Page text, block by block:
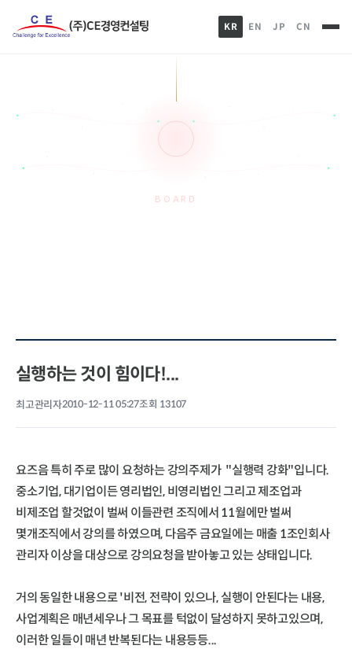
KR EN JP CN
BOARD
실행하는 것이 힘이다!...
최고관리자2010-12-11 05:27조회 13107
요즈음 특히 주로 많이 요청하는 강의주제가 "실행력 강화"입니다.
중소기업, 대기업이든 영리법인, 비영리법인 그리고 제조업과
비제조업 할것없이 벌써 이들관련 조직에서 11월에만 벌써
몇개조직에서 강의를 하였으며, 다음주 금요일에는 매출 1조인회사
관리자 이상을 대상으로 강의요청을 받아놓고 있는 상태입니다.
거의 동일한 내용으로 '비전, 전략이 있으나, 실행이 안된다는 내용,
사업계획은 매년세우나 그 목표를 턱없이 달성하지 못하고있으며,
이러한 일들이 매년 반복된다는 내용등등...